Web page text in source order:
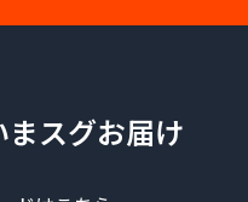
スグお届け